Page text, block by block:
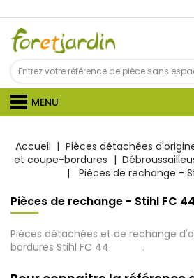
MENU
Accueil Pièces détachées
et coupe-bordures
Pièces de rechange -
Pièces de rechange - Stihl FC 44
Pièces détachées et de rechange
bordures Stihl FC 44 .